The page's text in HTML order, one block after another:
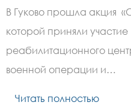
В Гуково прошла акция
которой приняли
реабилитационного
военной операции и…
Читать полностью